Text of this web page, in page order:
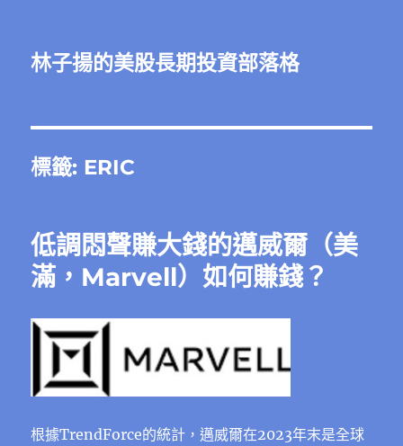
林子揚的美股長期投資部落格
標籤: ERIC
低調悶聲賺大錢的邁威爾（美
滿，Marvell）如何賺錢？
根據TrendForce的統計，邁威爾在2023年末是全球